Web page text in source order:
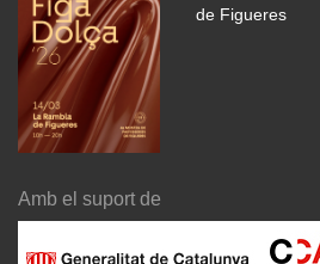
de Figueres
Amb el suport de